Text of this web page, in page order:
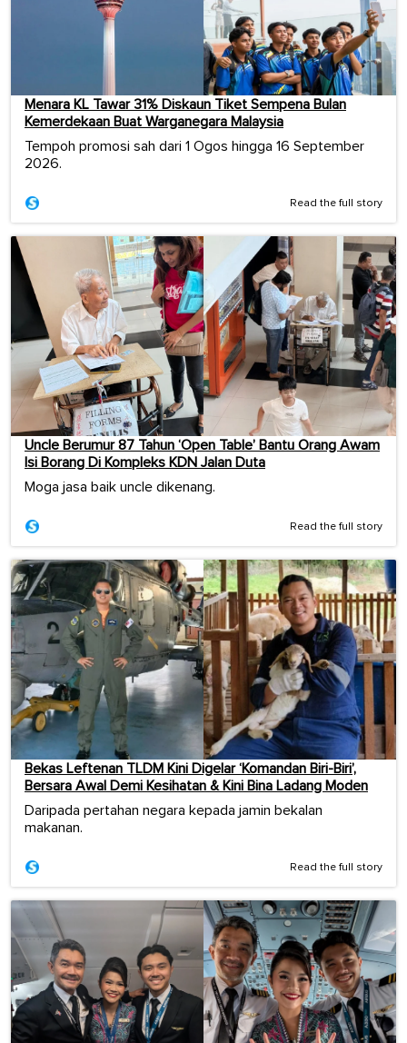
Menara KL Tawar 31% Diskaun Tiket Sempena Bulan
Kemerdekaan Buat Warganegara Malaysia
Tempoh promosi sah dari 1 Ogos hingga 16 September
2026.
Read the full story
Uncle Berumur 87 Tahun ‘Open Table’ Bantu Orang Awam
Isi Borang Di Kompleks KDN Jalan Duta
Moga jasa baik uncle dikenang.
Read the full story
Bekas Leftenan TLDM Kini Digelar ‘Komandan Biri-Biri’,
Bersara Awal Demi Kesihatan & Kini Bina Ladang Moden
Daripada pertahan negara kepada jamin bekalan
makanan.
Read the full story